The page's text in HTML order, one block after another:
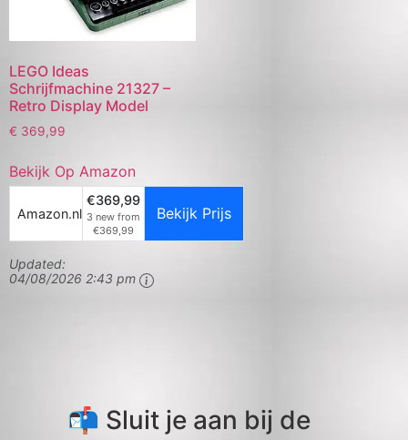
LEGO Ideas
Schrijfmachine 21327 –
Retro Display Model
€ 369,99
Bekijk Op Amazon
Amazon.nl
€369,99
3 new from
€369,99
Bekijk Prijs
Updated:
04/08/2026 2:43 pm
📬 Sluit je aan bij de